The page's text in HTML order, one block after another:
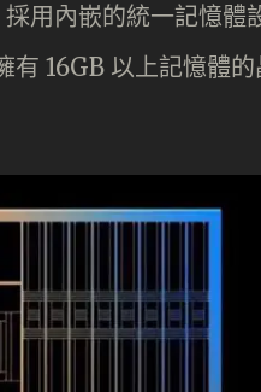
用內嵌的統一記憶體
16GB 以上記憶體的